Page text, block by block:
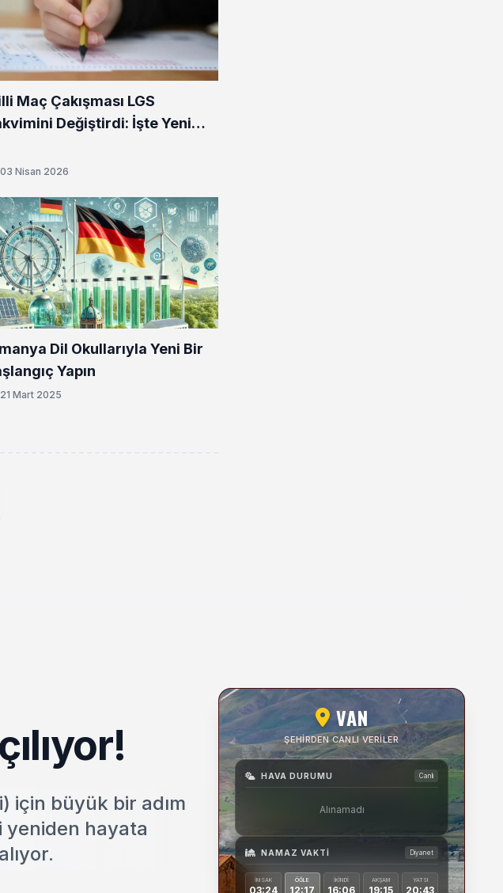
Maç Çakışması LGS
Değiştirdi: İşte Yeni
03 Nisan 2026
Dil Okullarıyla Yeni Bir
Yapın
21 Mart 2025
için büyük bir adım
yeniden hayata
VAN
ŞEHIRDEN CANLI VERILER
HAVA DURUMU Canlı
Alınamadı
NAMAZ VAKTI Diyanet
İMSAK
03:24
ÖĞLE
12:17
İKINDI
16:06
AKŞAM
19:15
YATSI
20:43